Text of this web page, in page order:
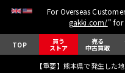
For Overseas
gakki.com/" for
TOP 買う
ストア
売る
中古買取
【重要】熊本県で発生した